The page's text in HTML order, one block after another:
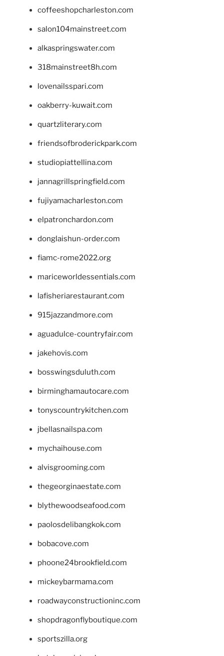
coffeeshopcharleston.com
salon104mainstreet.com
alkaspringswater.com
318mainstreet8h.com
lovenailsspari.com
oakberry-kuwait.com
quartzliterary.com
friendsofbroderickpark.com
studiopiattellina.com
jannagrillspringfield.com
fujiyamacharleston.com
elpatronchardon.com
donglaishun-order.com
fiamc-rome2022.org
mariceworldessentials.com
lafisheriarestaurant.com
915jazzandmore.com
aguadulce-countryfair.com
jakehovis.com
bosswingsduluth.com
birminghamautocare.com
tonyscountrykitchen.com
jbellasnailspa.com
mychaihouse.com
alvisgrooming.com
thegeorginaestate.com
blythewoodseafood.com
paolosdelibangkok.com
bobacove.com
phoone24brookfield.com
mickeybarmama.com
roadwayconstructioninc.com
shopdragonflyboutique.com
sportszilla.org